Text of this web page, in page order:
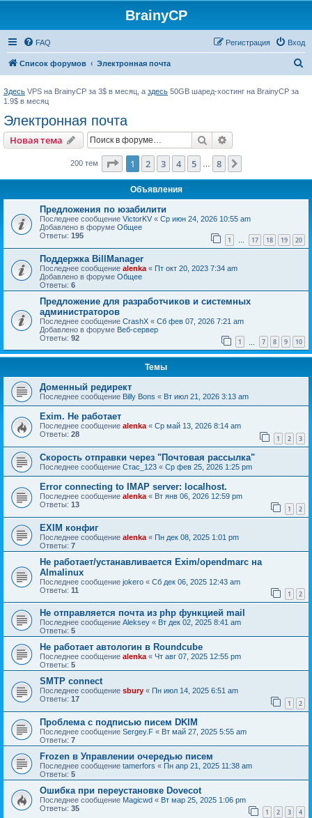
BrainyCP
FAQ Вход
Регистрация
Список форумов Электронная почта
Здесь VPS на BrainyCP за 3$ в месяц, а здесь 50GB шаред-хостинг на BrainyCP за
1.9$ в месяц
Электронная почта
Новая тема Поиск
200 тем Страница из
1 2 3 4 5 8
Объявления
Предложения по юзабилити
Последнее сообщение VictorKV « Ср июн 24, 2026 10:55 am
Добавлено в форуме Общее
Ответы: 195 1 … 17 18 19 20
Поддержка BillManager
Последнее сообщение alenka « Пт окт 20, 2023 7:34 am
Добавлено в форуме Общее
Ответы: 6
Предложение для разработчиков и системных
администраторов
Последнее сообщение CrashX « Сб фев 07, 2026 7:21 am
Добавлено в форуме Веб-сервер
Ответы: 92 1 7 8 9 10
Темы
Доменный редирект
Последнее сообщение Billy Bons « Вт июл 21, 2026 3:13 am
Exim. Не работает
Последнее сообщение alenka « Ср май 13, 2026 8:14 am
Ответы: 28 1 2 3
Скорость отправки через "Почтовая рассылка"
Последнее сообщение Стас_123 « Ср фев 25, 2026 1:25 pm
Error connecting to IMAP server: localhost.
Последнее сообщение alenka « Вт янв 06, 2026 12:59 pm
Ответы: 13 1 2
EXIM конфиг
Последнее сообщение alenka « Пн дек 08, 2025 1:01 pm
Ответы: 7
Не работает/устанавливается Exim/opendmarc на
Almalinux
Последнее сообщение jokero « Сб дек 06, 2025 12:43 am
Ответы: 11 1 2
Не отправляется почта из php функцией mail
Последнее сообщение Aleksey « Вт дек 02, 2025 8:41 am
Ответы: 5
Не работает автологин в Roundcube
Последнее сообщение alenka « Чт авг 07, 2025 12:55 pm
Ответы: 5
SMTP connect
Последнее сообщение sbury « Пн июл 14, 2025 6:51 am
Ответы: 17 1 2
Проблема с подписью писем DKIM
Последнее сообщение Sergey.F « Вт май 27, 2025 5:55 am
Ответы: 7
Frozen в Управлении очередью писем
Последнее сообщение tamerfors « Пн апр 21, 2025 11:38 am
Ответы: 5
Ошибка при переустановке Dovecot
Последнее сообщение Magicwd « Вт мар 25, 2025 1:06 pm
Ответы: 35 1 2 3 4